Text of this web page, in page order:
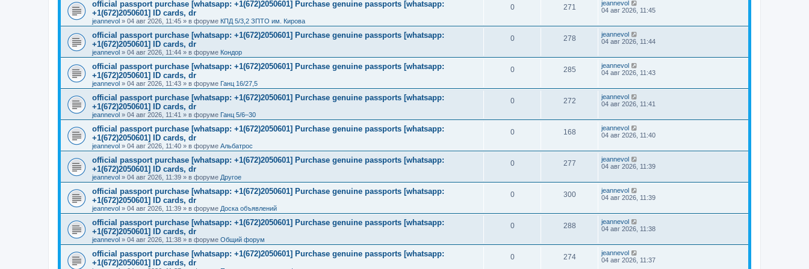
official passport purchase [whatsapp: +1(672)2050601] Purchase genuine passports [whatsapp:
+1(672)2050601] ID cards, dr
jeannevol » 04 авг 2026, 11:45 » в форуме КПД 5/3,2 ЗПТО им. Кирова
0 271
jeannevol
04 авг 2026, 11:45
official passport purchase [whatsapp: +1(672)2050601] Purchase genuine passports [whatsapp:
+1(672)2050601] ID cards, dr
jeannevol » 04 авг 2026, 11:44 » в форуме Кондор
0 278
jeannevol
04 авг 2026, 11:44
official passport purchase [whatsapp: +1(672)2050601] Purchase genuine passports [whatsapp:
+1(672)2050601] ID cards, dr
jeannevol » 04 авг 2026, 11:43 » в форуме Ганц 16/27,5
0 285
jeannevol
04 авг 2026, 11:43
official passport purchase [whatsapp: +1(672)2050601] Purchase genuine passports [whatsapp:
+1(672)2050601] ID cards, dr
jeannevol » 04 авг 2026, 11:41 » в форуме Ганц 5/6–30
0 272
jeannevol
04 авг 2026, 11:41
official passport purchase [whatsapp: +1(672)2050601] Purchase genuine passports [whatsapp:
+1(672)2050601] ID cards, dr
jeannevol » 04 авг 2026, 11:40 » в форуме Альбатрос
0 168
jeannevol
04 авг 2026, 11:40
official passport purchase [whatsapp: +1(672)2050601] Purchase genuine passports [whatsapp:
+1(672)2050601] ID cards, dr
jeannevol » 04 авг 2026, 11:39 » в форуме Другое
0 277
jeannevol
04 авг 2026, 11:39
official passport purchase [whatsapp: +1(672)2050601] Purchase genuine passports [whatsapp:
+1(672)2050601] ID cards, dr
jeannevol » 04 авг 2026, 11:39 » в форуме Доска объявлений
0 300
jeannevol
04 авг 2026, 11:39
official passport purchase [whatsapp: +1(672)2050601] Purchase genuine passports [whatsapp:
+1(672)2050601] ID cards, dr
jeannevol » 04 авг 2026, 11:38 » в форуме Общий форум
0 288
jeannevol
04 авг 2026, 11:38
official passport purchase [whatsapp: +1(672)2050601] Purchase genuine passports [whatsapp:
+1(672)2050601] ID cards, dr
0 274
jeannevol
04 авг 2026, 11:37